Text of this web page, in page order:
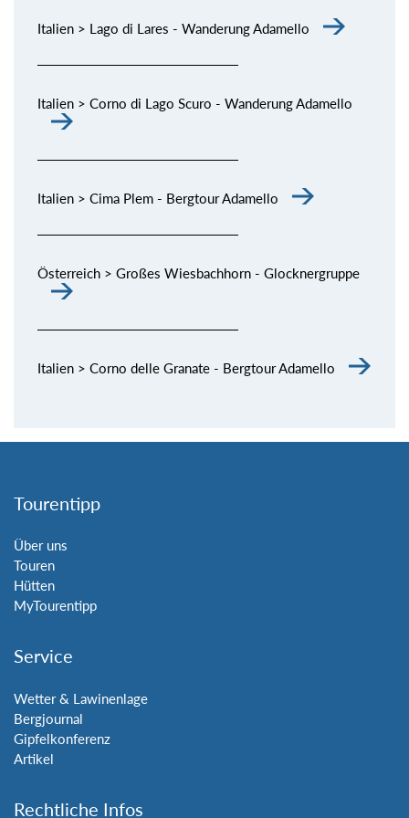
Italien > Lago di Lares - Wanderung Adamello
Italien > Corno di Lago Scuro - Wanderung Adamello
Italien > Cima Plem - Bergtour Adamello
Österreich > Großes Wiesbachhorn - Glocknergruppe
Italien > Corno delle Granate - Bergtour Adamello
Tourentipp
Über uns
Touren
Hütten
MyTourentipp
Service
Wetter & Lawinenlage
Bergjournal
Gipfelkonferenz
Artikel
Rechtliche Infos